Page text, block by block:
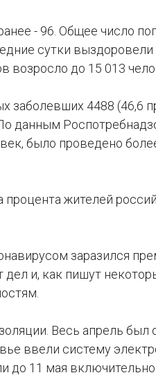
- 96. Общее число
сутки выздоровели
возросло до 15 013
заболевших 4488 (46,6
данным
было проведено
жителей
заразился
и, как пишут
Весь апрель был
ввели систему
до 11 мая включительно.